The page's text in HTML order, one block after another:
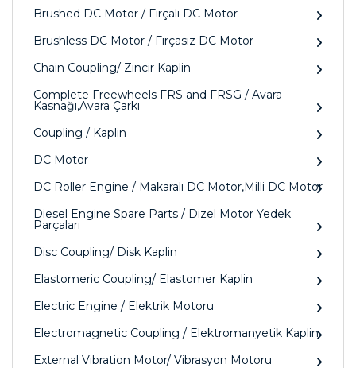
Brushed DC Motor / Fırçalı DC Motor
Brushless DC Motor / Fırçasız DC Motor
Chain Coupling/ Zincir Kaplin
Complete Freewheels FRS and FRSG / Avara
Kasnağı,Avara Çarkı
Coupling / Kaplin
DC Motor
DC Roller Engine / Makaralı DC Motor,Milli DC Motor
Diesel Engine Spare Parts / Dizel Motor Yedek
Parçaları
Disc Coupling/ Disk Kaplin
Elastomeric Coupling/ Elastomer Kaplin
Electric Engine / Elektrik Motoru
Electromagnetic Coupling / Elektromanyetik Kaplin
External Vibration Motor/ Vibrasyon Motoru